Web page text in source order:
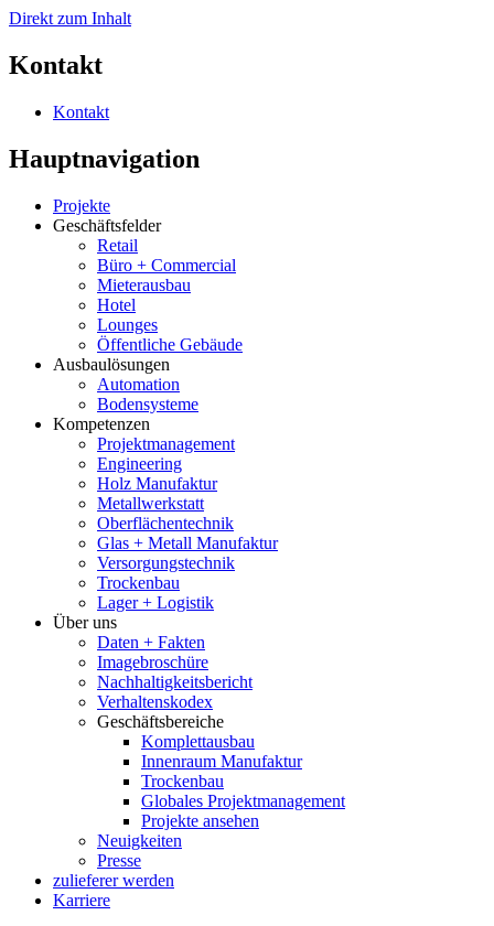
Direkt zum Inhalt
Kontakt
Kontakt
Hauptnavigation
Projekte
Geschäftsfelder
Retail
Büro + Commercial
Mieterausbau
Hotel
Lounges
Öffentliche Gebäude
Ausbaulösungen
Automation
Bodensysteme
Kompetenzen
Projektmanagement
Engineering
Holz Manufaktur
Metallwerkstatt
Oberflächentechnik
Glas + Metall Manufaktur
Versorgungstechnik
Trockenbau
Lager + Logistik
Über uns
Daten + Fakten
Imagebroschüre
Nachhaltigkeitsbericht
Verhaltenskodex
Geschäftsbereiche
Komplettausbau
Innenraum Manufaktur
Trockenbau
Globales Projektmanagement
Projekte ansehen
Neuigkeiten
Presse
zulieferer werden
Karriere